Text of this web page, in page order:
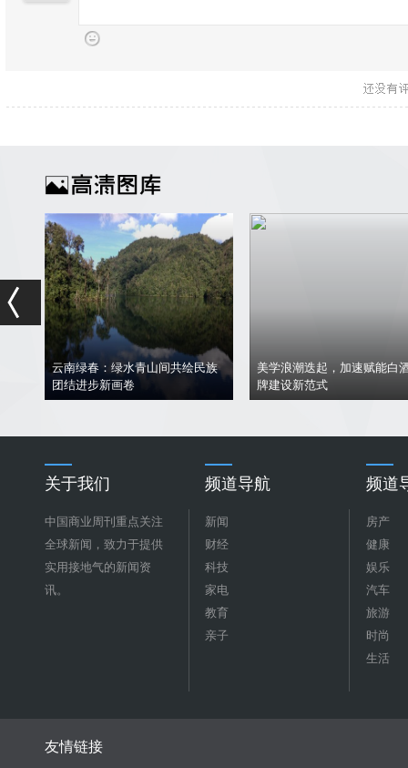
云南绿春：绿水青山间共绘民族
团结进步新画卷
美学浪潮迭起，加速赋能白
牌建设新范式
关于我们
中国商业周刊重点关注
全球新闻，致力于提供
实用接地气的新闻资
讯。
频道导航
新闻
财经
科技
家电
教育
亲子
频道
房产
健康
娱乐
汽车
旅游
时尚
生活
友情链接